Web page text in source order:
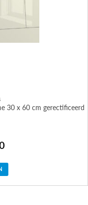
30 x 60 cm gerectificeerd